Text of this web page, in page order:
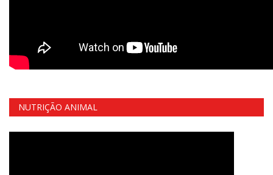
NUTRIÇÃO ANIMAL